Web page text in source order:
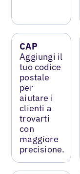
CAP
Aggiungi il
tuo codice
postale
per
aiutare i
clienti a
trovarti
con
maggiore
precisione.